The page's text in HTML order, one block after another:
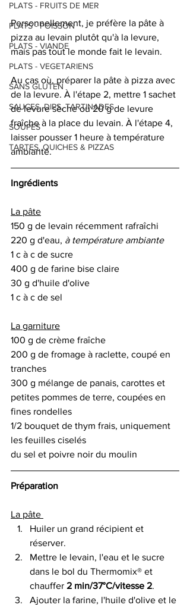
PLATS - FRUITS DE MER
PLATS - POISSON
PLATS - VIANDE
PLATS - VEGETARIENS
SANS GLUTEN
SAUCES, DIPS, TARTINADES
SOUPES
TARTES, QUICHES & PIZZAS
Personnellement, je préfère la pâte à
pizza au levain plutôt qu'à la levure,
mais pas tout le monde fait le levain.
Au cas où, préparer la pâte à pizza avec
de la levure. À l'étape 2, mettre 1 sachet
de levure sèche ou 20 g de levure
fraîche à la place du levain. À l'étape 4,
laisser pousser 1 heure à température
ambiante.
Ingrédients
La pâte
150 g de levain récemment rafraîchi
220 g d'eau, à température ambiante
1 c à c de sucre
400 g de farine bise claire
30 g d'huile d'olive
1 c à c de sel
La garniture
100 g de crème fraîche
200 g de fromage à raclette, coupé en
tranches
300 g mélange de panais, carottes et
petites pommes de terre, coupées en
fines rondelles
1/2 bouquet de thym frais, uniquement
les feuilles ciselés
du sel et poivre noir du moulin
Préparation
La pâte
Huiler un grand récipient et
réserver.
Mettre le levain, l'eau et le sucre
dans le bol du Thermomix® et
chauffer 2 min/37°C/vitesse 2.
Ajouter la farine, l'huile d'olive et le